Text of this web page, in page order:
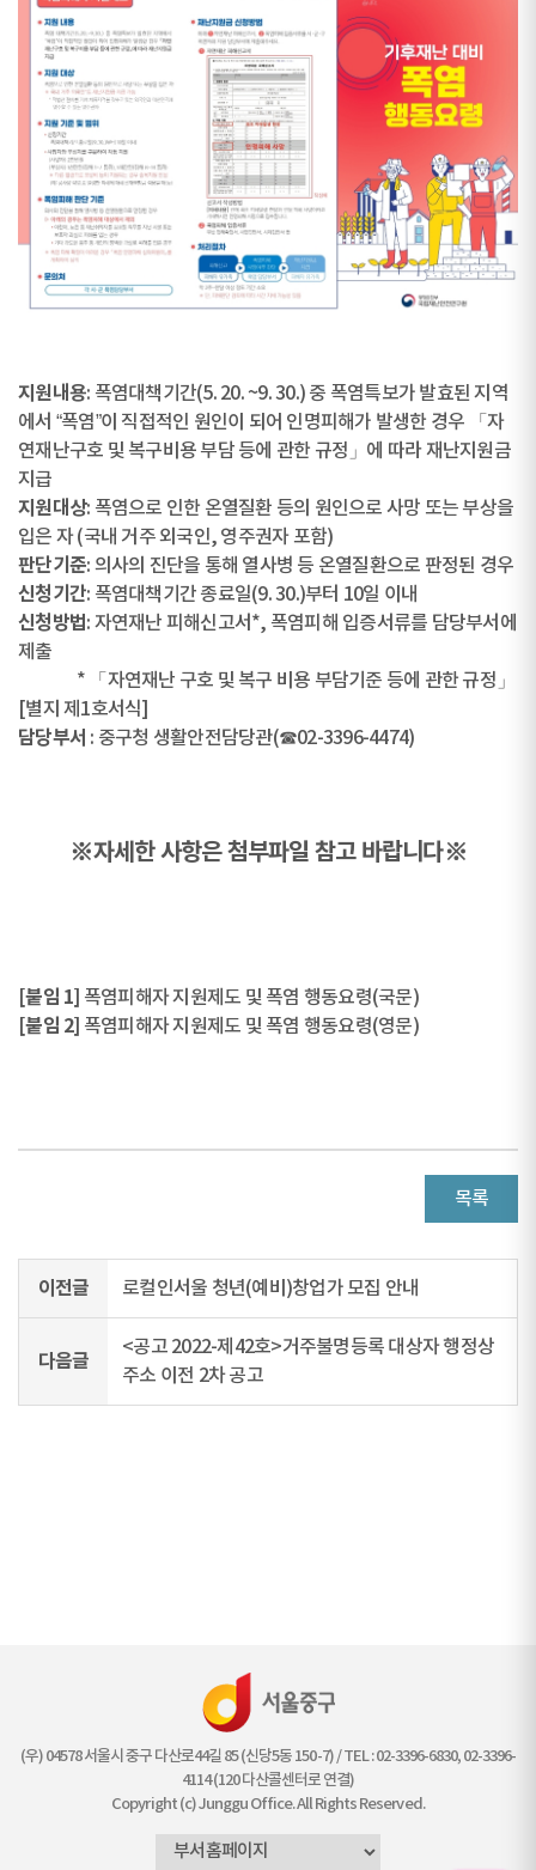
지원내용: 폭염대책기간(5. 20. ~9. 30.) 중 폭염특보가 발효된 지역
에서 “폭염”이 직접적인 원인이 되어 인명피해가 발생한 경우 「자
연재난구호 및 복구비용 부담 등에 관한 규정」에 따라 재난지원금
지급
지원대상: 폭염으로 인한 온열질환 등의 원인으로 사망 또는 부상을
입은 자 (국내 거주 외국인, 영주권자 포함)
판단기준: 의사의 진단을 통해 열사병 등 온열질환으로 판정된 경우
신청기간: 폭염대책기간 종료일(9. 30.)부터 10일 이내
신청방법 : 자연재난 피해신고서*, 폭염피해 입증서류를 담당부서에
제출
* 「자연재난 구호 및 복구 비용 부담기준 등에 관한 규정」
[별지 제1호서식]
담당부서 : 중구청 생활안전담당관(☎02-3396-4474)
※자세한 사항은 첨부파일 참고 바랍니다※
[붙임 1] 폭염피해자 지원제도 및 폭염 행동요령(국문)
[붙임 2] 폭염피해자 지원제도 및 폭염 행동요령(영문)
목록
이전글 로컬인서울 청년(예비)창업가 모집 안내
다음글
<공고 2022-제42호>거주불명등록 대상자 행정상
주소 이전 2차 공고
(우) 04578 서울시 중구 다산로44길 85 (신당5동 150-7) / TEL : 02-3396-6830, 02-3396-
4114 (120 다산콜센터로 연결)
Copyright (c) Junggu Office. All Rights Reserved.